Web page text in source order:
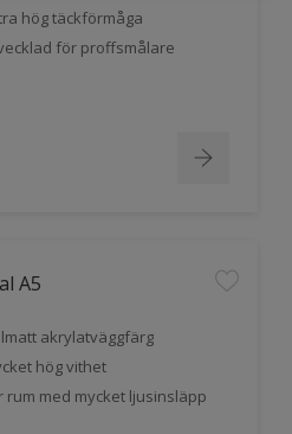
hög täckförmåga
för proffsmålare
A5
akrylatväggfärg
hög vithet
rum med mycket ljusinsläpp